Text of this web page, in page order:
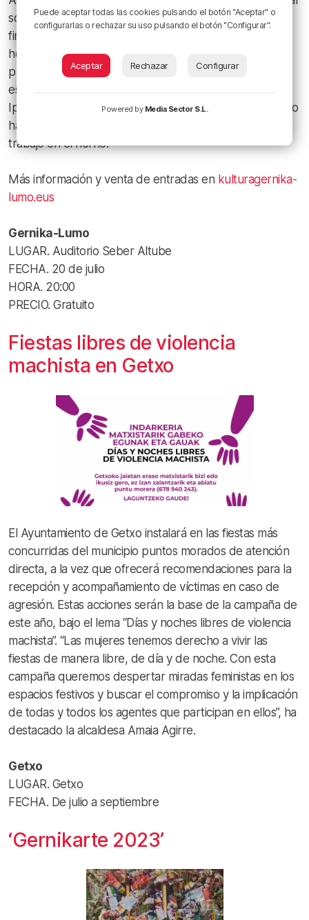
sonido, la banda tiene claro cuál debe ser el resultado
final. En primavera de 2022 se autoeditó su EP
homónimo, en el que incluían tres canciones grabadas,
producidas y mezcladas por la propia banda. Tras
estrenarse en directo en el vigésimo aniversario de
Iparragirre Rock celebrado el pasado Junio, la banda no
ha parado de dar conciertos y está tienen un nuevo
trabajo en el horno.
Más información y venta de entradas en kulturagernika-
lumo.eus
Gernika-Lumo
LUGAR. Auditorio Seber Altube
FECHA. 20 de julio
HORA. 20:00
PRECIO. Gratuito
Fiestas libres de violencia
machista en Getxo
El Ayuntamiento de Getxo instalará en las fiestas más
concurridas del municipio puntos morados de atención
directa, a la vez que ofrecerá recomendaciones para la
recepción y acompañamiento de víctimas en caso de
agresión. Estas acciones serán la base de la campaña de
este año, bajo el lema “Días y noches libres de violencia
machista”. “Las mujeres tenemos derecho a vivir las
fiestas de manera libre, de día y de noche. Con esta
campaña queremos despertar miradas feministas en los
espacios festivos y buscar el compromiso y la implicación
de todas y todos los agentes que participan en ellos”, ha
destacado la alcaldesa Amaia Agirre.
Getxo
LUGAR. Getxo
FECHA. De julio a septiembre
‘Gernikarte 2023’
Puede aceptar todas las cookies pulsando el botón "Aceptar" o
configurarlas o rechazar su uso pulsando el botón "Configurar".
Aceptar Rechazar Configurar
Powered by Media Sector S.L.